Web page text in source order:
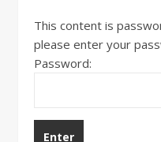
This content is
please enter your
Password: